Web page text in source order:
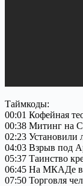
Таймкоды:
00:01 Кофейная
00:38 Митинг на
02:23 Установили
04:03 Взрыв под
05:37 Таинство
06:45 На МКАДе
07:50 Торговля